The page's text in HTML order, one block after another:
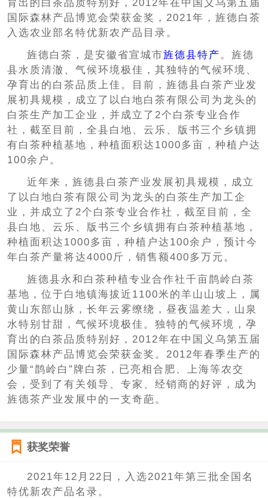
育出的白茶品质特别好，2012年在中国义乌第五届
国际森林产品博览会荣获金奖，2021年，旌德白茶
入选农业部名特优新农产品目录。
旌德白茶，是安徽省宣城市旌德县特产。旌德
县水质清澈、气候环境极佳，其独特的气候环境、
孕育出的白茶品质上佳。目前，旌德县白茶产业发
展初具规模，成立了以白地白茶有限公司为龙头的
白茶生产加工企业，并成立了2个白茶专业合作
社，截至目前，全县白地、云乐、版书三个乡镇拥
有白茶种植基地，种植面积达1000多亩，种植户达
100余户。
近年来，旌德县白茶产业发展初具规模，成立
了以白地白茶有限公司为龙头的白茶生产加工企
业，并成立了2个白茶专业合作社，截至目前，全
县白地、云乐、版书三个乡镇拥有白茶种植基地，
种植面积达1000多亩，种植户达100余户，预计今
年白茶产量将达4000斤，销售额400多万元。
旌德县永和白茶种植专业合作社千亩鹊岭白茶
基地，位于白地镇海拔近1100米的羊山山坡上，属
黄山东部山脉，长年云雾缭绕，昼夜温差大，山泉
水特别甘甜，气候环境极佳。独特的气候环境，孕
育出的白茶品质特别好，2012年在中国义乌第五届
国际森林产品博览会荣获金奖。2012年春季生产的
少量“鹊岭白”牌白茶，已亮相合肥、上海等农交
会，受到了有关领导、专家、经销商的好评，成为
旌德茶产业发展中的一支奇葩。
获奖荣誉
2021年12月22日，入选2021年第三批全国名
特优新农产品名录。